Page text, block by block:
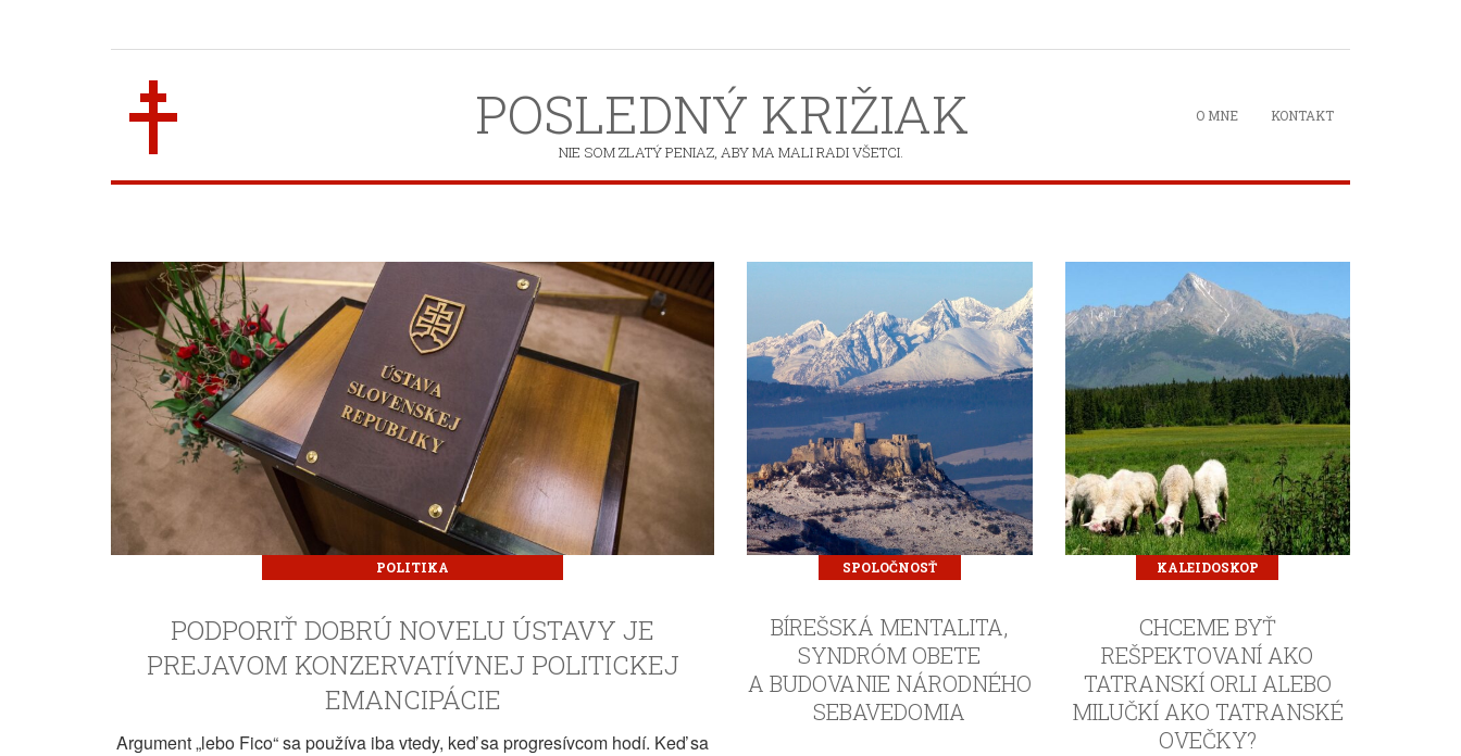
POSLEDNÝ KRIŽIAK
NIE SOM ZLATÝ PENIAZ, ABY MA MALI RADI VŠETCI.
O MNE KONTAKT
POLITIKA
PODPORIŤ DOBRÚ NOVELU ÚSTAVY JE
PREJAVOM KONZERVATÍVNEJ POLITICKEJ
EMANCIPÁCIE
Argument „lebo Fico“ sa používa iba vtedy, keď sa progresívcom hodí. Keď sa
SPOLOČNOSŤ
BÍREŠSKÁ MENTALITA,
SYNDRÓM OBETE
A BUDOVANIE NÁRODNÉHO
SEBAVEDOMIA
KALEIDOSKOP
CHCEME BYŤ
REŠPEKTOVANÍ AKO
TATRANSKÍ ORLI ALEBO
MILUČKÍ AKO TATRANSKÉ
OVEČKY?